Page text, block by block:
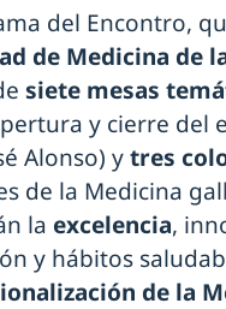
del Encontro,
de Medicina de
siete mesas
y cierre del
Alonso) ytres
de la Medicina
la excelencia,
y hábitos
de la